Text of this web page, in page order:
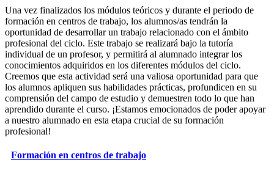
Una vez finalizados los módulos teóricos y durante el periodo de
formación en centros de trabajo, los alumnos/as tendrán la
oportunidad de desarrollar un trabajo relacionado con el ámbito
profesional del ciclo. Este trabajo se realizará bajo la tutoría
individual de un profesor, y permitirá al alumnado integrar los
conocimientos adquiridos en los diferentes módulos del ciclo.
Creemos que esta actividad será una valiosa oportunidad para que
los alumnos apliquen sus habilidades prácticas, profundicen en su
comprensión del campo de estudio y demuestren todo lo que han
aprendido durante el curso. ¡Estamos emocionados de poder apoyar
a nuestro alumnado en esta etapa crucial de su formación
profesional!
Formación en centros de trabajo